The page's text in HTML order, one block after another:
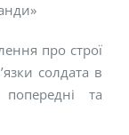
про строї
солдата в
та